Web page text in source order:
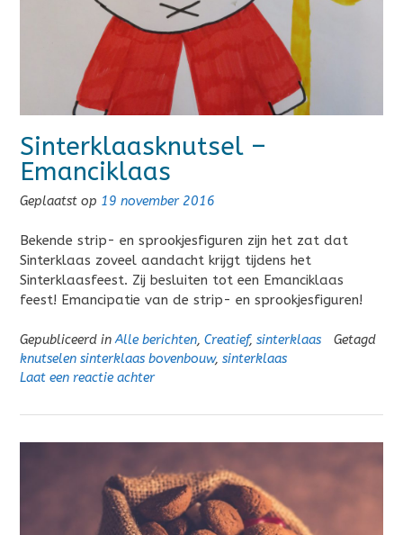
Sinterklaasknutsel –
Emanciklaas
Geplaatst op 19 november 2016
Bekende strip- en sprookjesfiguren zijn het zat dat
Sinterklaas zoveel aandacht krijgt tijdens het
Sinterklaasfeest. Zij besluiten tot een Emanciklaas
feest! Emancipatie van de strip- en sprookjesfiguren!
Gepubliceerd inAlle berichten, Creatief, sinterklaas
Getagd
knutselen sinterklaas bovenbouw, sinterklaas
Laat een reactie achter